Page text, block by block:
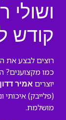
ושולי
קודש
רוצים לבצע את
כמו מקצוענים?
יוצרים אמיר
(פלייבק) איכותי
מושלמת.